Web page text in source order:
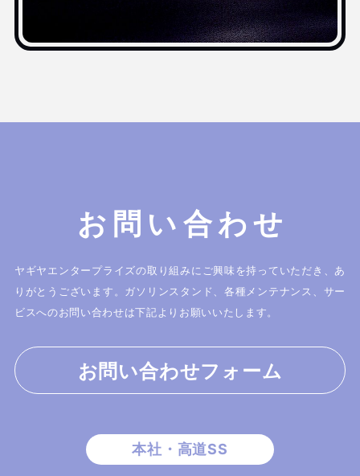
お問い合わせ
ヤギヤエンタープライズの取り組みにご興味を持っていただき、あ
りがとうございます。
ガソリンスタンド、各種メンテナンス、サー
ビスへのお問い合わせは下記よりお願いいたします。
お問い合わせフォーム